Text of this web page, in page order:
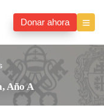
Donar ahora
Año A